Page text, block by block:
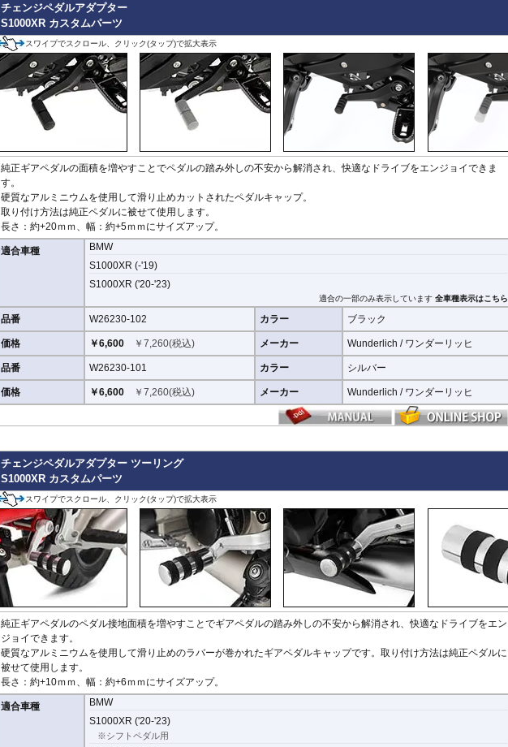
チェンジペダルアダプター
S1000XR カスタムパーツ
スワイプでスクロール、クリック(タップ)で拡大表示
純正ギアペダルの面積を増やすことでペダルの踏み外しの不安から解消され、快適なドライブをエンジョイできま
す。
硬質なアルミニウムを使用して滑り止めカットされたペダルキャップ。
取り付け方法は純正ペダルに被せて使用します。
長さ：約+20ｍｍ、幅：約+5ｍｍにサイズアップ。
適合車種
BMW
S1000XR (-'19)
S1000XR ('20-'23)
適合の一部のみ表示しています 全車種表示はこちら
品番 W26230-102 カラー ブラック
価格 ￥6,600 ￥ 7,260(税込) メーカー Wunderlich / ワンダーリッヒ
品番 W26230-101 カラー シルバー
価格 ￥6,600 ￥ 7,260(税込) メーカー Wunderlich / ワンダーリッヒ
チェンジペダルアダプター ツーリング
S1000XR カスタムパーツ
スワイプでスクロール、クリック(タップ)で拡大表示
純正ギアペダルのペダル接地面積を増やすことでギアペダルの踏み外しの不安から解消され、快適なドライブをエン
ジョイできます。
硬質なアルミニウムを使用して滑り止めのラバーが巻かれたギアペダルキャップです。取り付け方法は純正ペダルに
被せて使用します。
長さ：約+10ｍｍ、幅：約+6ｍｍにサイズアップ。
適合車種
BMW
S1000XR ('20-'23)
※シフトペダル用